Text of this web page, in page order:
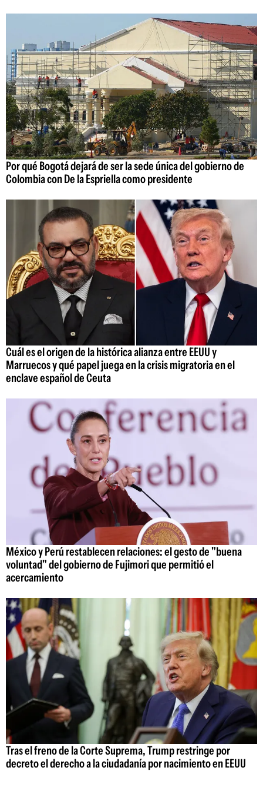
Por qué Bogotá dejará de ser la sede única del gobierno de
Colombia con De la Espriella como presidente
Cuál es el origen de la histórica alianza entre EEUU y
Marruecos y qué papel juega en la crisis migratoria en el
enclave español de Ceuta
México y Perú restablecen relaciones: el gesto de "buena
voluntad" del gobierno de Fujimori que permitió el
acercamiento
Tras el freno de la Corte Suprema, Trump restringe por
decreto el derecho a la ciudadanía por nacimiento en EEUU